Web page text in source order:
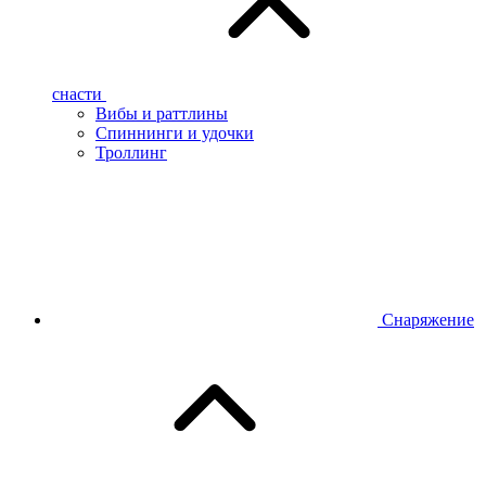
снасти
Вибы и раттлины
Спиннинги и удочки
Троллинг
Снаряжение